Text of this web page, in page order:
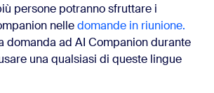
persone potranno sfruttare i
nelledomande in riunione.
domanda ad AI Companion durante
una qualsiasi di queste lingue